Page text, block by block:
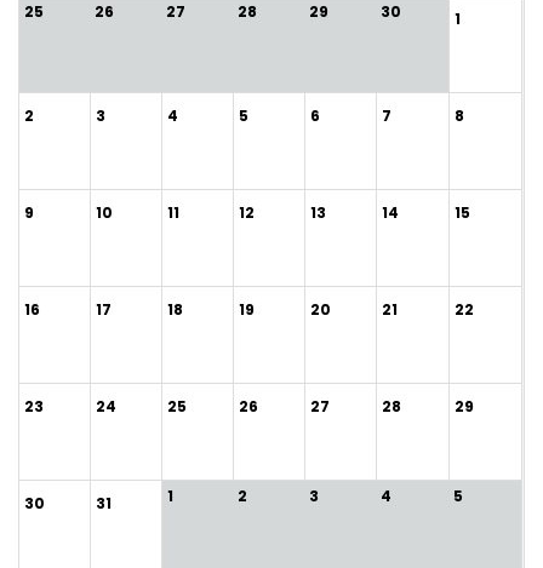
25
26 27 28 29 30 1
2 3 4 5 6 7 8
9 10 11 12 13 14 15
16 17 18 19 20 21 22
23 24 25 26 27 28 29
30 31 1 2 3 4 5